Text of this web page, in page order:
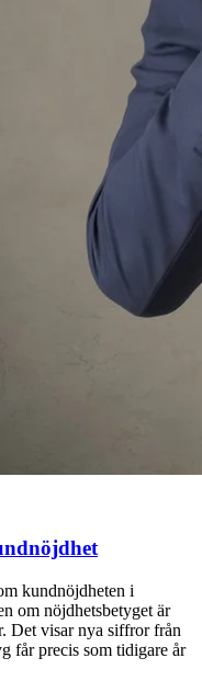
kundnöjdheten i
om nöjdhetsbetyget är
Det visar nya siffror från
får precis som tidigare år